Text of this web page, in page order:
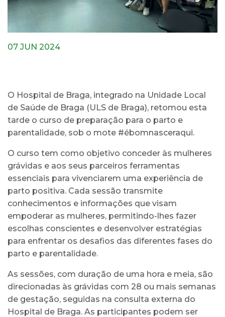
07 JUN 2024
O Hospital de Braga, integrado na Unidade Local
de Saúde de Braga (ULS de Braga), retomou esta
tarde o curso de preparação para o parto e
parentalidade, sob o mote #ébomnasceraqui.
O curso tem como objetivo conceder às mulheres
grávidas e aos seus parceiros ferramentas
essenciais para vivenciarem uma experiência de
parto positiva. Cada sessão transmite
conhecimentos e informações que visam
empoderar as mulheres, permitindo-lhes fazer
escolhas conscientes e desenvolver estratégias
para enfrentar os desafios das diferentes fases do
parto e parentalidade.
As sessões, com duração de uma hora e meia, são
direcionadas às grávidas com 28 ou mais semanas
de gestação, seguidas na consulta externa do
Hospital de Braga. As participantes podem ser